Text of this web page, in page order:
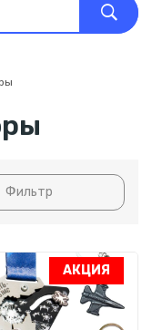
Фильтр
АКЦИЯ